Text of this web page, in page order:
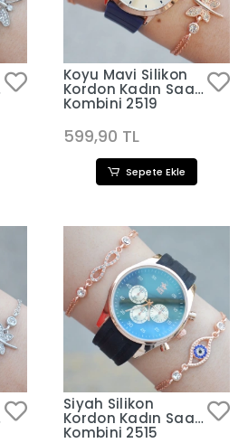
Koyu Mavi Silikon
Kordon Kadın Saat
Kombini 2519
599,90 TL
Sepete Ekle
Siyah Silikon
Kordon Kadın Saat
Kombini 2515